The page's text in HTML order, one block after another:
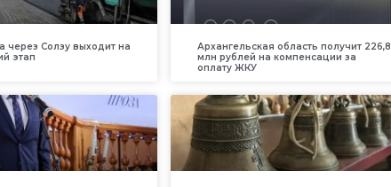
через Солзу выходит на
этап
Архангельская область получит 226,8
млн рублей на компенсации за
оплату ЖКУ